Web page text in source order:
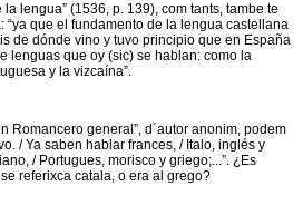
lengua” (1536, p. 139), com tants, tambe te
que el fundamento de la lengua castellana
de dónde vino y tuvo principio que en España
lenguas que oy (sic) se hablan: como la
y la vizcaína”.
Romancero general”, d´autor anonim, podem
/ Ya saben hablar frances, / Italo, inglés y
/ Portugues, morisco y griego;...”. ¿Es
referixca catala, o era al grego?